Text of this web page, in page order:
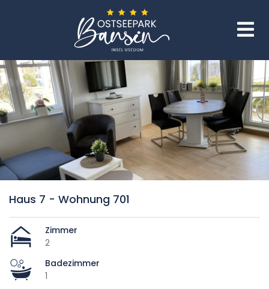
Haus 7 - Wohnung 701
Zimmer
2
Badezimmer
1